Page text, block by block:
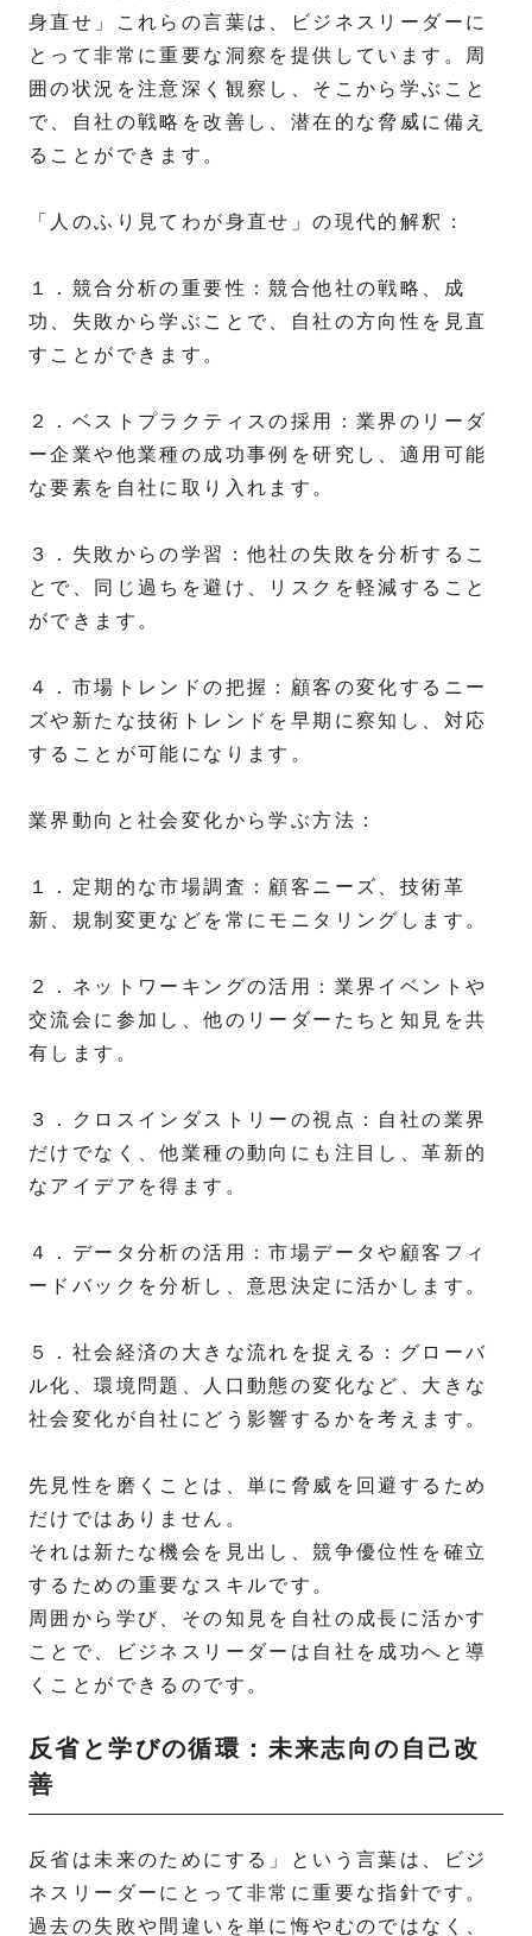
身直せ」これらの言葉は、ビジネスリーダーに
とって非常に重要な洞察を提供しています。周
囲の状況を注意深く観察し、そこから学ぶこと
で、自社の戦略を改善し、潜在的な脅威に備え
ることができます。
「人のふり見てわが身直せ」の現代的解釈：
１．競合分析の重要性：競合他社の戦略、成
功、失敗から学ぶことで、自社の方向性を見直
すことができます。
２．ベストプラクティスの採用：業界のリーダ
ー企業や他業種の成功事例を研究し、適用可能
な要素を自社に取り入れます。
３．失敗からの学習：他社の失敗を分析するこ
とで、同じ過ちを避け、リスクを軽減すること
ができます。
４．市場トレンドの把握：顧客の変化するニー
ズや新たな技術トレンドを早期に察知し、対応
することが可能になります。
業界動向と社会変化から学ぶ方法：
１．定期的な市場調査：顧客ニーズ、技術革
新、規制変更などを常にモニタリングします。
２．ネットワーキングの活用：業界イベントや
交流会に参加し、他のリーダーたちと知見を共
有します。
３．クロスインダストリーの視点：自社の業界
だけでなく、他業種の動向にも注目し、革新的
なアイデアを得ます。
４．データ分析の活用：市場データや顧客フィ
ードバックを分析し、意思決定に活かします。
５．社会経済の大きな流れを捉える：グローバ
ル化、環境問題、人口動態の変化など、大きな
社会変化が自社にどう影響するかを考えます。
先見性を磨くことは、単に脅威を回避するため
だけではありません。
それは新たな機会を見出し、競争優位性を確立
するための重要なスキルです。
周囲から学び、その知見を自社の成長に活かす
ことで、ビジネスリーダーは自社を成功へと導
くことができるのです。
反省と学びの循環：未来志向の自己改
善
反省は未来のためにする」という言葉は、ビジ
ネスリーダーにとって非常に重要な指針です。
過去の失敗や間違いを単に悔やむのではなく、